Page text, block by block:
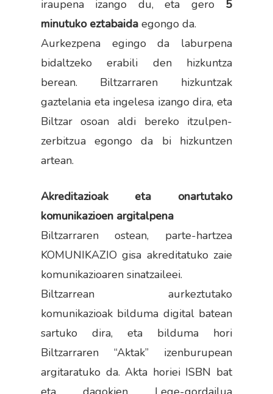
iraupena izango du, eta gero 5
minutuko eztabaidaegongo da.
Aurkezpena egingo da laburpena
bidaltzeko erabili den hizkuntza
berean. Biltzarraren hizkuntzak
gaztelania eta ingelesa izango dira, eta
Biltzar osoan aldi bereko itzulpen-
zerbitzua egongo da bi hizkuntzen
artean.
Akreditazioak eta onartutako
komunikazioen argitalpena
Biltzarraren ostean, parte-hartzea
KOMUNIKAZIO gisa akreditatuko zaie
komunikazioaren sinatzaileei.
Biltzarrean aurkeztutako
komunikazioak bilduma digital batean
sartuko dira, eta bilduma hori
Biltzarraren “Aktak” izenburupean
argitaratuko da. Akta horiei ISBN bat